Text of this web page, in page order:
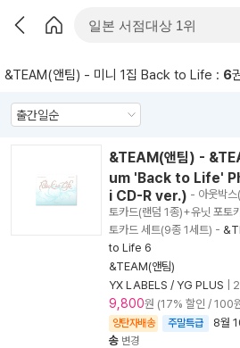
&TEAM(앤팀) - 미니 1집 Back to Life : 6
&TEAM(앤팀) -
um 'Back to Life'
i CD-R ver.) - 아웃박
토카드(랜덤 1종)+유닛 포토
토카드 세트(9종 1세트) -
to Life 6
&TEAM(앤팀)
YX LABELS / YG PLUS
9,800원 (17% 할인 / 100
양탄자배송 주말특급 8월
송 변경